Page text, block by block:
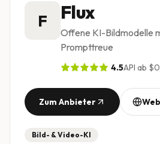
F Flux
Offene KI-Bildmodelle
Prompttreue
4.5API ab
Zum Anbieter
Bild- & Video-KI